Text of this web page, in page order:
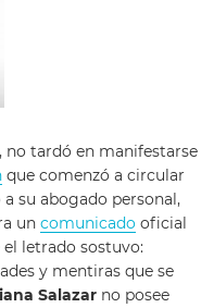
no tardó en manifestarse
que comenzó a circular
su abogado personal,
un comunicado oficial
letrado sostuvo:
y mentiras que se
Salazar no posee